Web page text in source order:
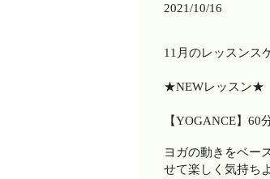
2021/10/16
11月のレッスンス
★NEWレッスン★
【YOGANCE】60
ヨガの動きをベー
せて楽しく気持ち